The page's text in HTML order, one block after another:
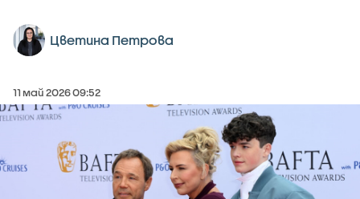
Цветина Петрова
11 май 2026 09:52